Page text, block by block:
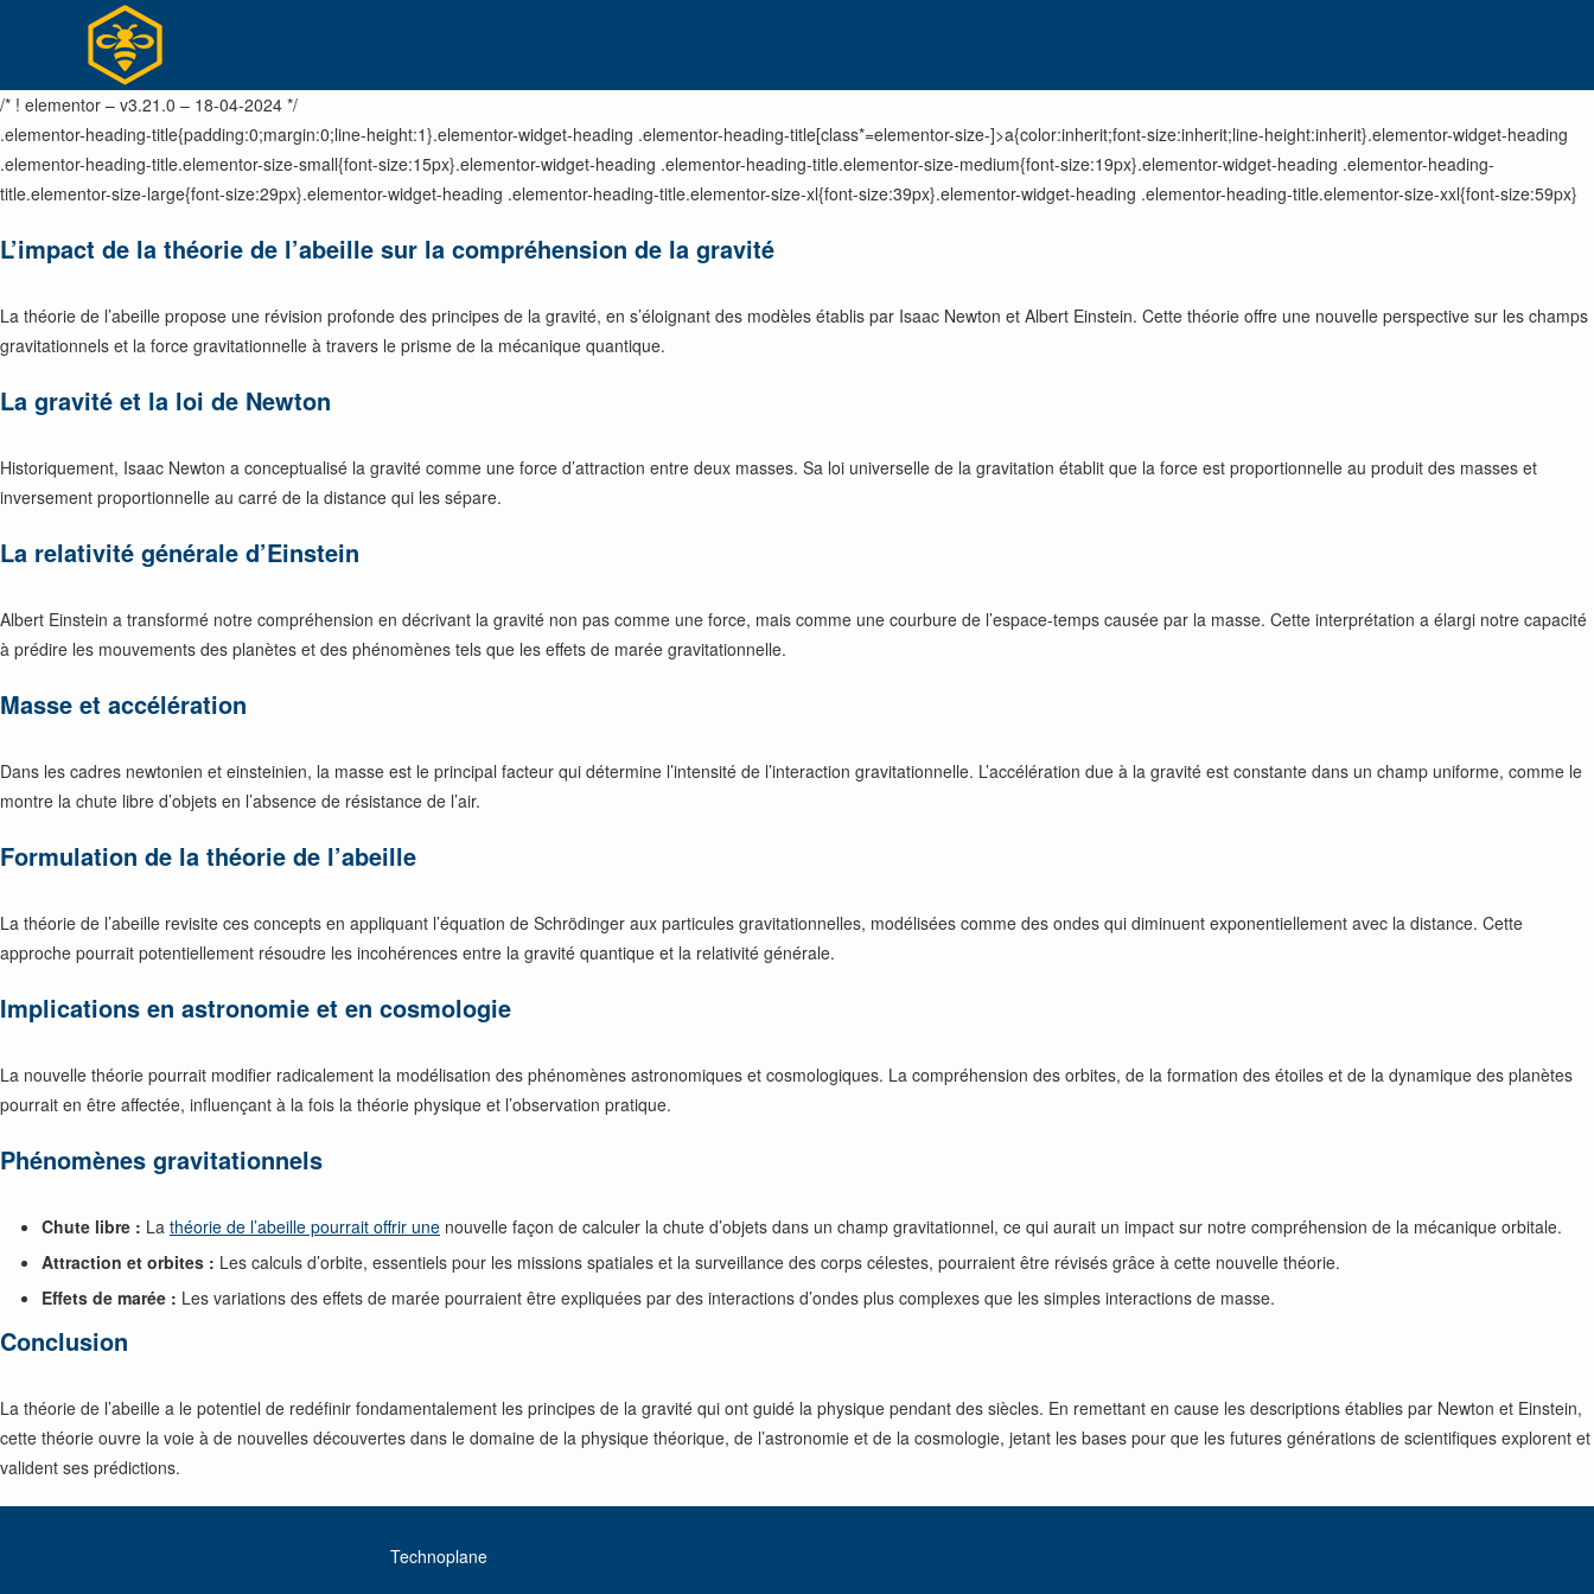
/* ! elementor – v3.21.0 – 18-04-2024 */
.elementor-heading-title{padding:0;margin:0;line-height:1}.elementor-widget-heading .elementor-heading-title[class*=elementor-size-]>a{color:inherit;font-size:inherit;line-height:inherit}.elementor-widget-heading
.elementor-heading-title.elementor-size-small{font-size:15px}.elementor-widget-heading .elementor-heading-title.elementor-size-medium{font-size:19px}.elementor-widget-heading .elementor-heading-
title.elementor-size-large{font-size:29px}.elementor-widget-heading .elementor-heading-title.elementor-size-xl{font-size:39px}.elementor-widget-heading .elementor-heading-title.elementor-size-xxl{font-size:59px}
L’impact de la théorie de l’abeille sur la compréhension de la gravité
La théorie de l’abeille propose une révision profonde des principes de la gravité, en s’éloignant des modèles établis par Isaac Newton et Albert Einstein. Cette théorie offre une nouvelle perspective sur les champs
gravitationnels et la force gravitationnelle à travers le prisme de la mécanique quantique.
La gravité et la loi de Newton
Historiquement, Isaac Newton a conceptualisé la gravité comme une force d’attraction entre deux masses. Sa loi universelle de la gravitation établit que la force est proportionnelle au produit des masses et
inversement proportionnelle au carré de la distance qui les sépare.
La relativité générale d’Einstein
Albert Einstein a transformé notre compréhension en décrivant la gravité non pas comme une force, mais comme une courbure de l’espace-temps causée par la masse. Cette interprétation a élargi notre capacité
à prédire les mouvements des planètes et des phénomènes tels que les effets de marée gravitationnelle.
Masse et accélération
Dans les cadres newtonien et einsteinien, la masse est le principal facteur qui détermine l’intensité de l’interaction gravitationnelle. L’accélération due à la gravité est constante dans un champ uniforme, comme le
montre la chute libre d’objets en l’absence de résistance de l’air.
Formulation de la théorie de l’abeille
La théorie de l’abeille revisite ces concepts en appliquant l’équation de Schrödinger aux particules gravitationnelles, modélisées comme des ondes qui diminuent exponentiellement avec la distance. Cette
approche pourrait potentiellement résoudre les incohérences entre la gravité quantique et la relativité générale.
Implications en astronomie et en cosmologie
La nouvelle théorie pourrait modifier radicalement la modélisation des phénomènes astronomiques et cosmologiques. La compréhension des orbites, de la formation des étoiles et de la dynamique des planètes
pourrait en être affectée, influençant à la fois la théorie physique et l’observation pratique.
Phénomènes gravitationnels
Chute libre : La théorie de l’abeille pourrait offrir une nouvelle façon de calculer la chute d’objets dans un champ gravitationnel, ce qui aurait un impact sur notre compréhension de la mécanique orbitale.
Attraction et orbites : Les calculs d’orbite, essentiels pour les missions spatiales et la surveillance des corps célestes, pourraient être révisés grâce à cette nouvelle théorie.
Effets de marée : Les variations des effets de marée pourraient être expliquées par des interactions d’ondes plus complexes que les simples interactions de masse.
Conclusion
La théorie de l’abeille a le potentiel de redéfinir fondamentalement les principes de la gravité qui ont guidé la physique pendant des siècles. En remettant en cause les descriptions établies par Newton et Einstein,
cette théorie ouvre la voie à de nouvelles découvertes dans le domaine de la physique théorique, de l’astronomie et de la cosmologie, jetant les bases pour que les futures générations de scientifiques explorent et
valident ses prédictions.
Technoplane